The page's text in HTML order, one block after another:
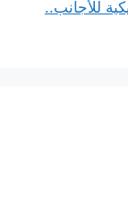
للأجانب..